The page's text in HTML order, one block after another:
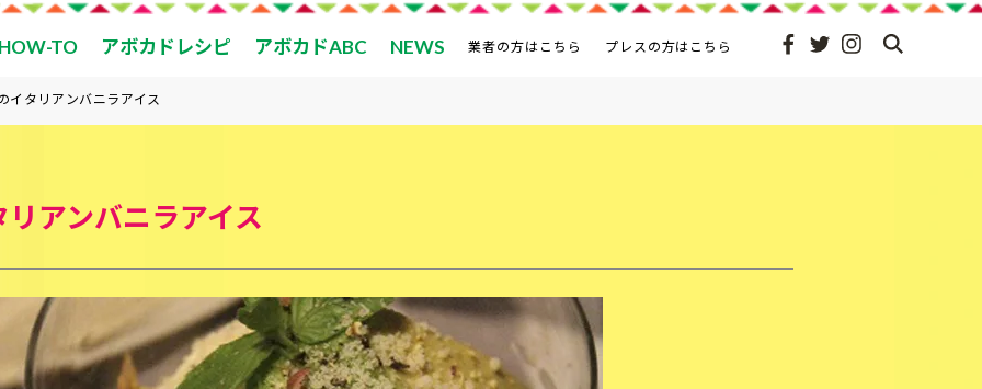
TO アボカドレシピ アボカドABC NEWS 業者の方はこちら プレスの方はこちら
イタリアンバニラアイス
アンバニラアイス